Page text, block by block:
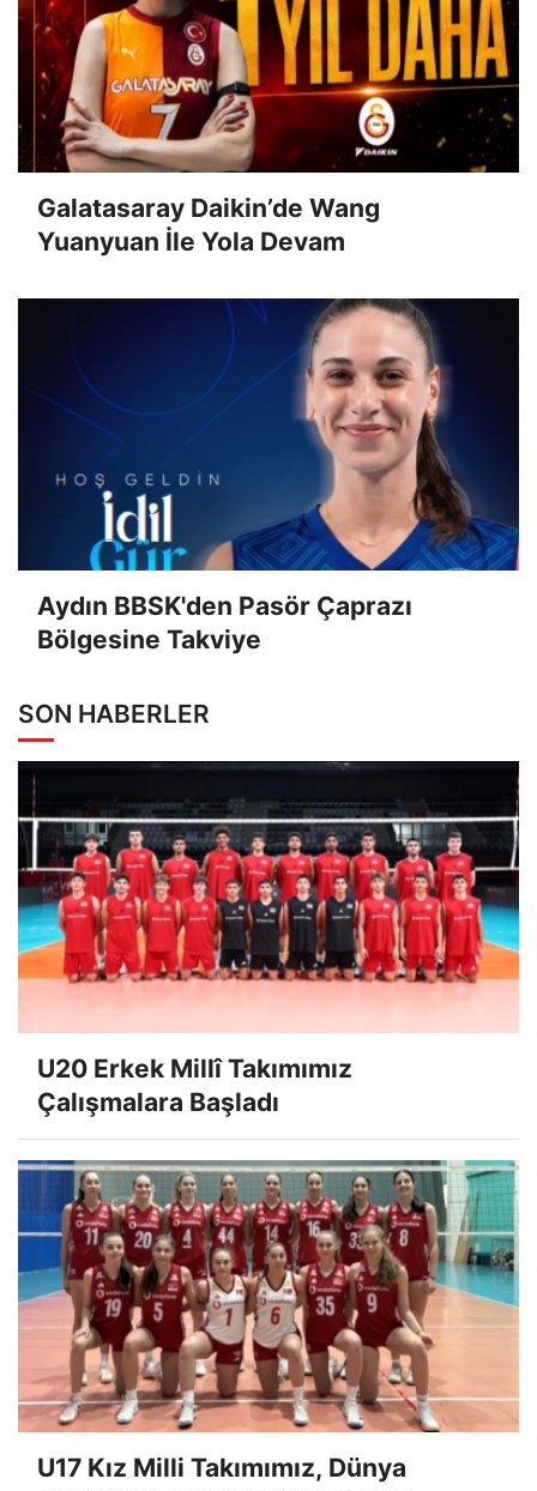
Galatasaray Daikin’de Wang
Yuanyuan İle Yola Devam
Aydın BBSK'den Pasör Çaprazı
Bölgesine Takviye
SON HABERLER
U20 Erkek Millî Takımımız
Çalışmalara Başladı
U17 Kız Milli Takımımız, Dünya